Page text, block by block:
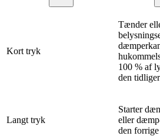
Kort tryk
Tænder
100 % af
den
Langt tryk
Starter
eller
den